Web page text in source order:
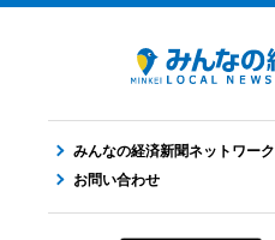
みんなの経済新聞ネットワーク
お問い合わせ